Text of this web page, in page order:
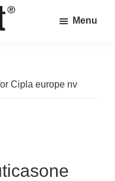
Menu
Cipla europe nv